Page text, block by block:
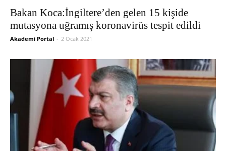
Bakan Koca:İngiltere’den gelen 15 kişide
mutasyona uğramış koronavirüs tespit edildi
Akademi Portal - 2 Ocak 2021